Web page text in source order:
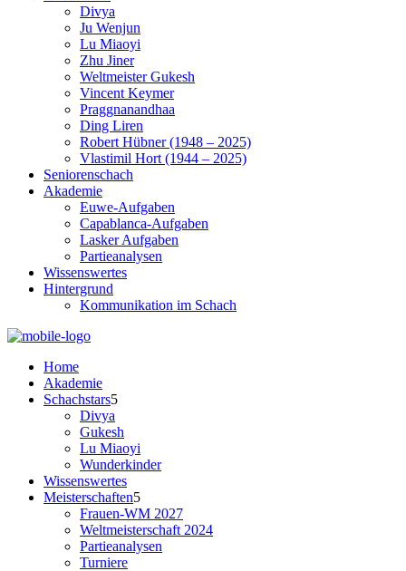
Divya
Ju Wenjun
Lu Miaoyi
Zhu Jiner
Weltmeister Gukesh
Vincent Keymer
Praggnanandhaa
Ding Liren
Robert Hübner (1948 – 2025)
Vlastimil Hort (1944 – 2025)
Seniorenschach
Akademie
Euwe-Aufgaben
Capablanca-Aufgaben
Lasker Aufgaben
Partieanalysen
Wissenswertes
Hintergrund
Kommunikation im Schach
Home
Akademie
Schachstars
Divya
Gukesh
Lu Miaoyi
Wunderkinder
Wissenswertes
Meisterschaften
Frauen-WM 2027
Weltmeisterschaft 2024
Partieanalysen
Turniere